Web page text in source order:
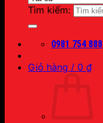
Tìm kiếm:
0981 754 888
Giỏ hàng / 0 ₫